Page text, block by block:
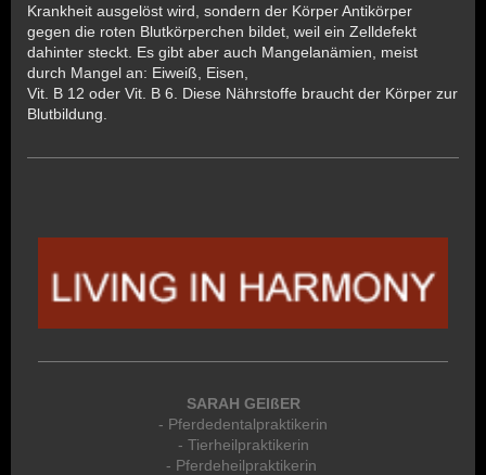
Krankheit ausgelöst wird, sondern der Körper Antikörper
gegen die roten Blutkörperchen bildet, weil ein Zelldefekt
dahinter steckt. Es gibt aber auch Mangelanämien, meist
durch Mangel an: Eiweiß, Eisen,
Vit. B 12 oder Vit. B 6. Diese Nährstoffe braucht der Körper zur
Blutbildung.
SARAH GEIßER
- Pferdedentalpraktikerin
- Tierheilpraktikerin
- Pferdeheilpraktikerin